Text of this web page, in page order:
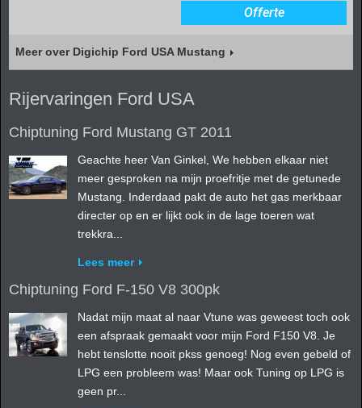
Offerte
Meer over Digichip Ford USA Mustang
Rijervaringen Ford USA
Chiptuning Ford Mustang GT 2011
Geachte heer Van Ginkel, We hebben elkaar niet
meer gesproken na mijn proefritje met de getunede
Mustang. Inderdaad pakt de auto het gas merkbaar
directer op en er lijkt ook in de lage toeren wat
trekkra...
Lees meer
Chiptuning Ford F-150 V8 300pk
Nadat mijn maat al naar Vtune was geweest toch ook
een afspraak gemaakt voor mijn Ford F150 V8. Je
hebt tenslotte nooit pkss genoeg! Nog even gebeld of
LPG een probleem was! Maar ook Tuning op LPG is
geen pr...